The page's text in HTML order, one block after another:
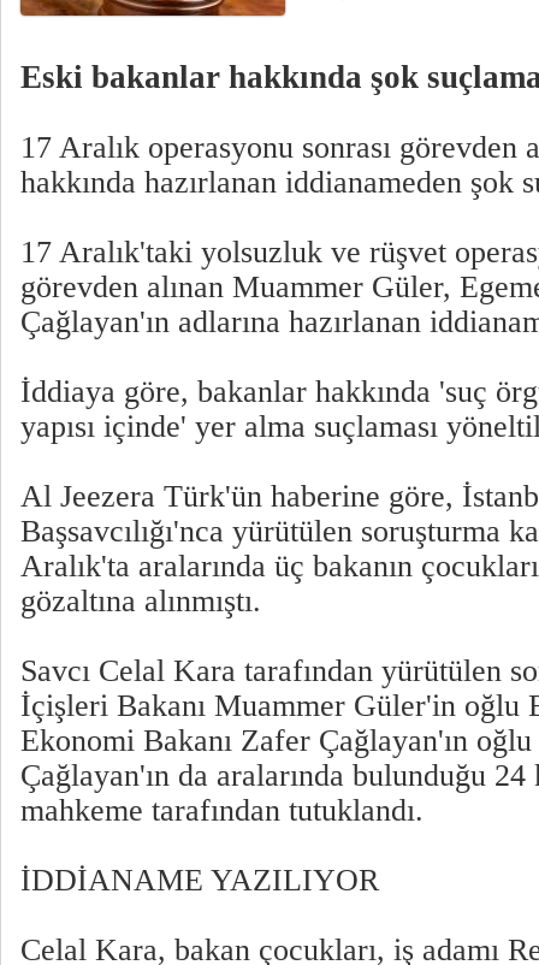
Eski bakanlar hakkında şok
17 Aralık operasyonu sonrası görevden
hakkında hazırlanan iddianameden şok
17 Aralık'taki yolsuzluk ve rüşvet
görevden alınan Muammer Güler,
Çağlayan'ın adlarına hazırlanan
İddiaya göre, bakanlar hakkında 'suç
yapısı içinde' yer alma suçlaması
Al Jeezera Türk'ün haberine göre,
Başsavcılığı'nca yürütülen soruşturma
Aralık'ta aralarında üç bakanın
gözaltına alınmıştı.
Savcı Celal Kara tarafından yürütülen
İçişleri Bakanı Muammer Güler'in oğlu
Ekonomi Bakanı Zafer Çağlayan'ın
Çağlayan'ın da aralarında bulunduğu 24
mahkeme tarafından tutuklandı.
İDDİANAME YAZILIYOR
Celal Kara, bakan çocukları, iş adamı